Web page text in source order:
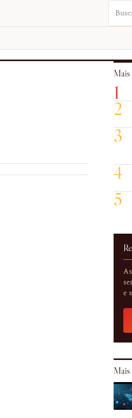
Mais
1
2
3
4
5
e
Mais